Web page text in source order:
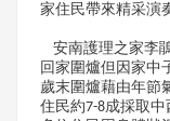
家住民帶來精采演
安南護理之家李
回家圍爐但因家中
歲末圍爐藉由年節
住民約7-8成採取